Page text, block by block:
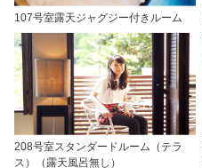
107号室露天ジャグジー付きルーム
208号室スタンダードルーム（テラ
ス）（露天風呂無し）